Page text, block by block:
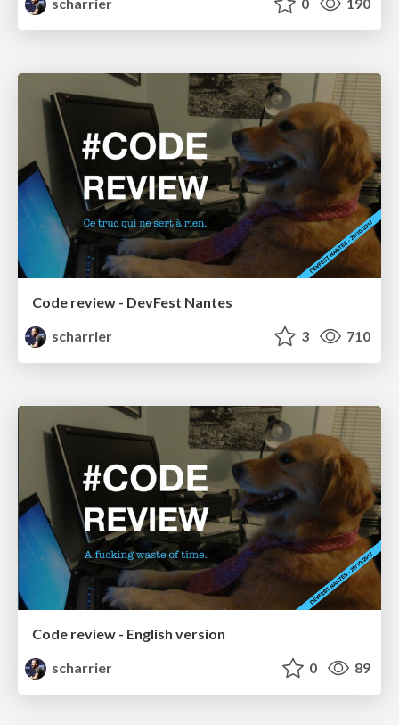
Code review - DevFest Nantes
scharrier
3 710
Code review - English version
scharrier
0 89